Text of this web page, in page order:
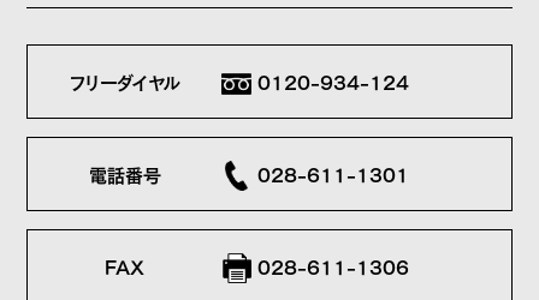
フリーダイヤル 0120-934-124
電話番号 028-611-1301
FAX 028-611-1306